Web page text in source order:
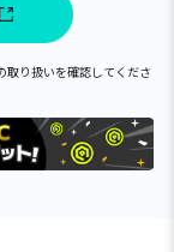
り扱いを確認してくださ